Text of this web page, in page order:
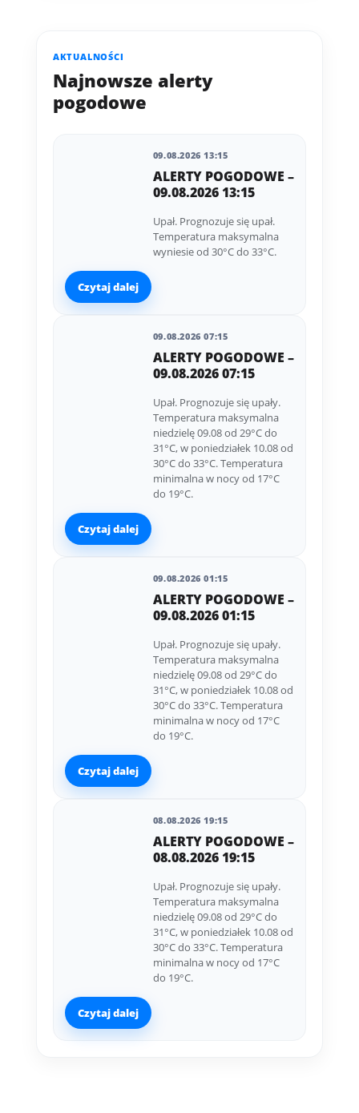
AKTUALNOŚCI
Najnowsze alerty
pogodowe
09.08.2026 13:15
ALERTY POGODOWE –
09.08.2026 13:15
Upał. Prognozuje się upał.
Temperatura maksymalna
wyniesie od 30°C do 33°C.
Czytaj dalej
09.08.2026 07:15
ALERTY POGODOWE –
09.08.2026 07:15
Upał. Prognozuje się upały.
Temperatura maksymalna
niedzielę 09.08 od 29°C do
31°C, w poniedziałek 10.08 od
30°C do 33°C. Temperatura
minimalna w nocy od 17°C
do 19°C.
Czytaj dalej
09.08.2026 01:15
ALERTY POGODOWE –
09.08.2026 01:15
Upał. Prognozuje się upały.
Temperatura maksymalna
niedzielę 09.08 od 29°C do
31°C, w poniedziałek 10.08 od
30°C do 33°C. Temperatura
minimalna w nocy od 17°C
do 19°C.
Czytaj dalej
08.08.2026 19:15
ALERTY POGODOWE –
08.08.2026 19:15
Upał. Prognozuje się upały.
Temperatura maksymalna
niedzielę 09.08 od 29°C do
31°C, w poniedziałek 10.08 od
30°C do 33°C. Temperatura
minimalna w nocy od 17°C
do 19°C.
Czytaj dalej